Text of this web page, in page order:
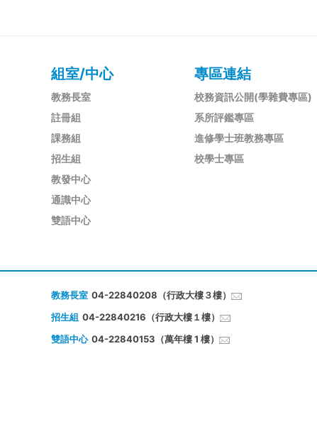
組室/中心
教務長室
註冊組
課務組
招生組
教發中心
通識中心
雙語中心
專區連結
校務資訊公開(學雜費專區)
系所評鑑專區
進修學士班教務專區
校學士專區
教務長室 04-22840208（行政大樓３樓）
招生組 04-22840216（行政大樓１樓）
雙語中心 04-22840153（萬年樓 1 樓）